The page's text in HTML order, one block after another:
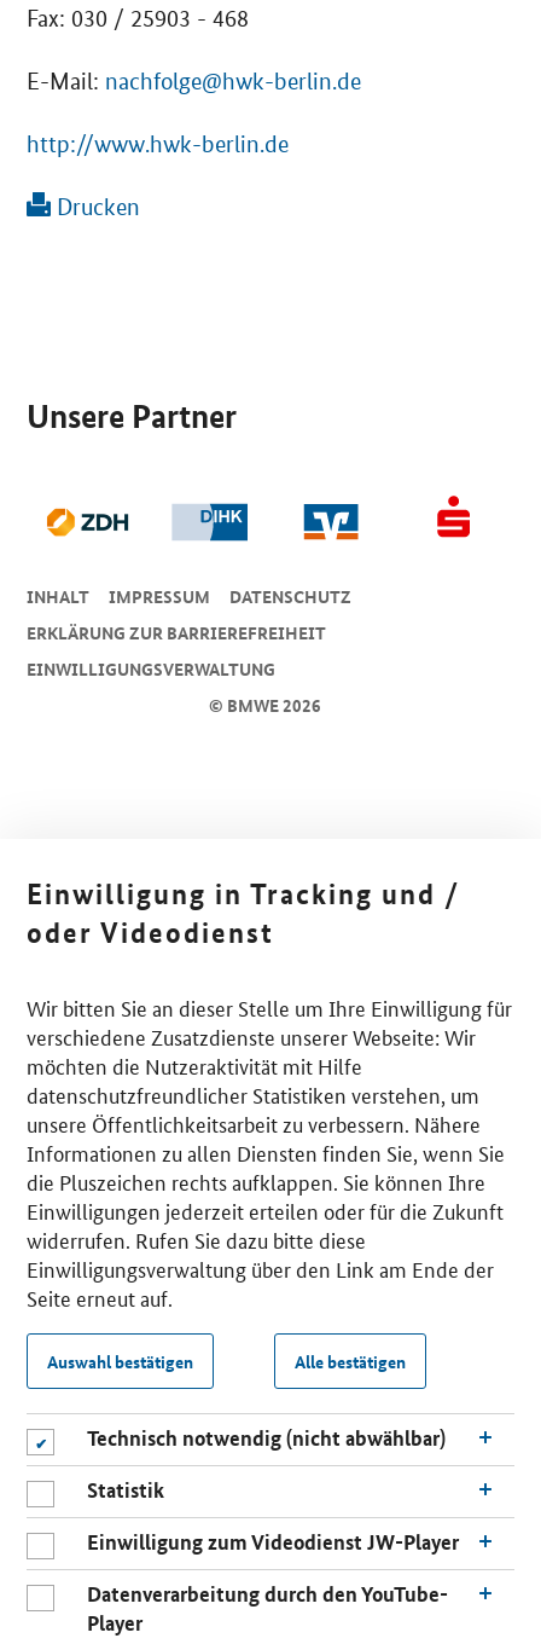
Fax: 030 / 25903 - 468
E-Mail: nachfolge@hwk-berlin.de
http://www.hwk-berlin.de
Drucken
Unsere Partner
© BMWE 2026
INHALT IMPRESSUM
DA­TEN­SCHUTZ
ERKLÄRUNG ZUR BARRIEREFREIHEIT
EINWILLIGUNGSVERWALTUNG
Einwilligung in Tracking und /
oder Videodienst
Wir bitten Sie an dieser Stelle um Ihre Einwilligung für
verschiedene Zusatzdienste unserer Webseite: Wir
möchten die Nutzeraktivität mit Hilfe
datenschutzfreundlicher Statistiken verstehen, um
unsere Öffentlichkeitsarbeit zu verbessern. Nähere
Informationen zu allen Diensten finden Sie, wenn Sie
die Pluszeichen rechts aufklappen. Sie können Ihre
Einwilligungen jederzeit erteilen oder für die Zukunft
widerrufen. Rufen Sie dazu bitte diese
Einwilligungsverwaltung über den Link am Ende der
Seite erneut auf.
Auswahl bestätigen Alle bestätigen
Technisch notwendig (nicht abwählbar)
Statistik
Einwilligung zum Videodienst JW-Player
Datenverarbeitung durch den YouTube-
Player